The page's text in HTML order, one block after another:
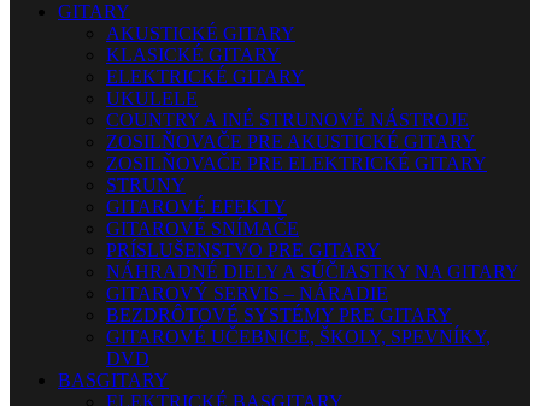
GITARY
AKUSTICKÉ GITARY
KLASICKÉ GITARY
ELEKTRICKÉ GITARY
UKULELE
COUNTRY A INÉ STRUNOVÉ NÁSTROJE
ZOSILŇOVAČE PRE AKUSTICKÉ GITARY
ZOSILŇOVAČE PRE ELEKTRICKÉ GITARY
STRUNY
GITAROVÉ EFEKTY
GITAROVÉ SNÍMAČE
PRÍSLUŠENSTVO PRE GITARY
NÁHRADNÉ DIELY A SÚČIASTKY NA GITARY
GITAROVÝ SERVIS – NÁRADIE
BEZDRÔTOVÉ SYSTÉMY PRE GITARY
GITAROVÉ UČEBNICE, ŠKOLY, SPEVNÍKY,
DVD
BASGITARY
ELEKTRICKÉ BASGITARY